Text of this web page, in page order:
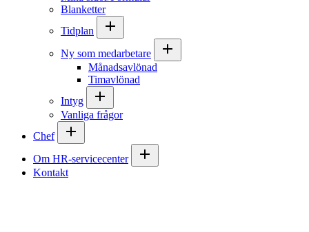
Blanketter
Tidplan
Ny som medarbetare
Månadsavlönad
Timavlönad
Intyg
Vanliga frågor
Chef
Om HR-servicecenter
Kontakt